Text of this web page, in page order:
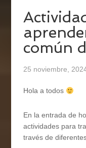
común
25 noviembre,
Hola a todos
En la entrada de
actividades para
través de